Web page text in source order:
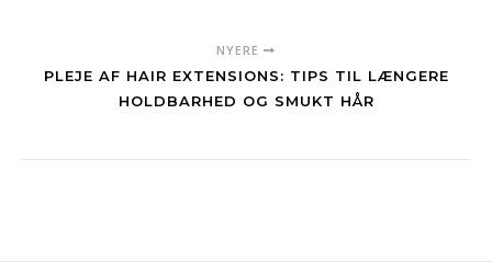
NYERE
PLEJE AF HAIR EXTENSIONS: TIPS TIL LÆNGERE
HOLDBARHED OG SMUKT HÅR